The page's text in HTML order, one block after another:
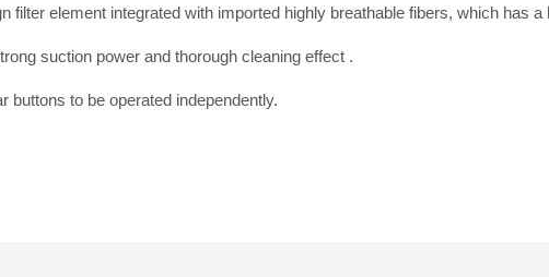
filter element integrated with imported highly breathable fibers, which has
suction power and thorough cleaning effect .
buttons to be operated independently.